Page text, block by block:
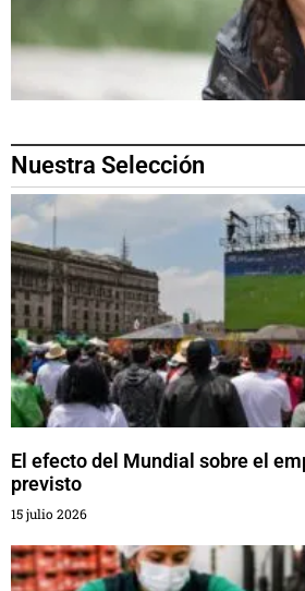
Nuestra Selección
El efecto del Mundial sobre el
previsto
15 julio 2026